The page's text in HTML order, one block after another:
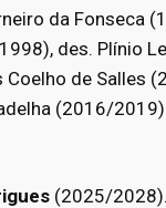
da
des. Plínio
de Salles
(2016/
(2025/2028).